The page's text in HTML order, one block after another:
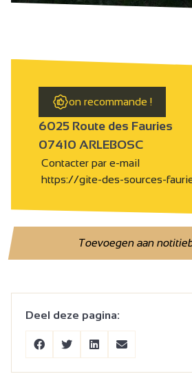
on recommande !
6025 Route des Fauries
07410 ARLEBOSC
Contacter par e-mail
https://gite-des-sources-
Toevoegen aan
Deel deze pagina: